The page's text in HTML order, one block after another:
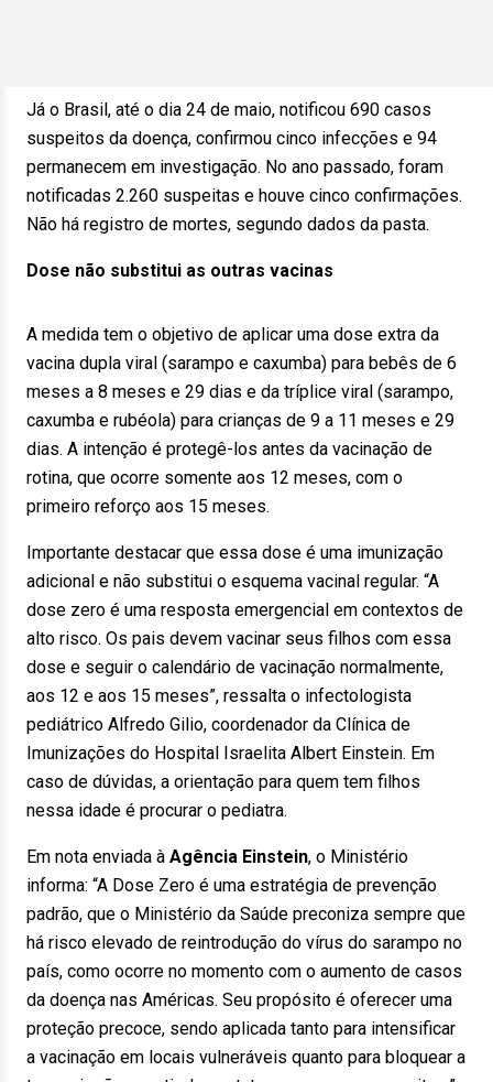
Já o Brasil, até o dia 24 de maio, notificou 690 casos
suspeitos da doença, confirmou cinco infecções e 94
permanecem em investigação. No ano passado, foram
notificadas 2.260 suspeitas e houve cinco confirmações.
Não há registro de mortes, segundo dados da pasta.
Dose não substitui as outras vacinas
A medida tem o objetivo de aplicar uma dose extra da
vacina dupla viral (sarampo e caxumba) para bebês de 6
meses a 8 meses e 29 dias e da tríplice viral (sarampo,
caxumba e rubéola) para crianças de 9 a 11 meses e 29
dias. A intenção é protegê-los antes da vacinação de
rotina, que ocorre somente aos 12 meses, com o
primeiro reforço aos 15 meses.
Importante destacar que essa dose é uma imunização
adicional e não substitui o esquema vacinal regular. “A
dose zero é uma resposta emergencial em contextos de
alto risco. Os pais devem vacinar seus filhos com essa
dose e seguir o calendário de vacinação normalmente,
aos 12 e aos 15 meses”, ressalta o infectologista
pediátrico Alfredo Gilio, coordenador da Clínica de
Imunizações do Hospital Israelita Albert Einstein. Em
caso de dúvidas, a orientação para quem tem filhos
nessa idade é procurar o pediatra.
Em nota enviada à Agência Einstein, o Ministério
informa: “A Dose Zero é uma estratégia de prevenção
padrão, que o Ministério da Saúde preconiza sempre que
há risco elevado de reintrodução do vírus do sarampo no
país, como ocorre no momento com o aumento de casos
da doença nas Américas. Seu propósito é oferecer uma
proteção precoce, sendo aplicada tanto para intensificar
a vacinação em locais vulneráveis quanto para bloquear a